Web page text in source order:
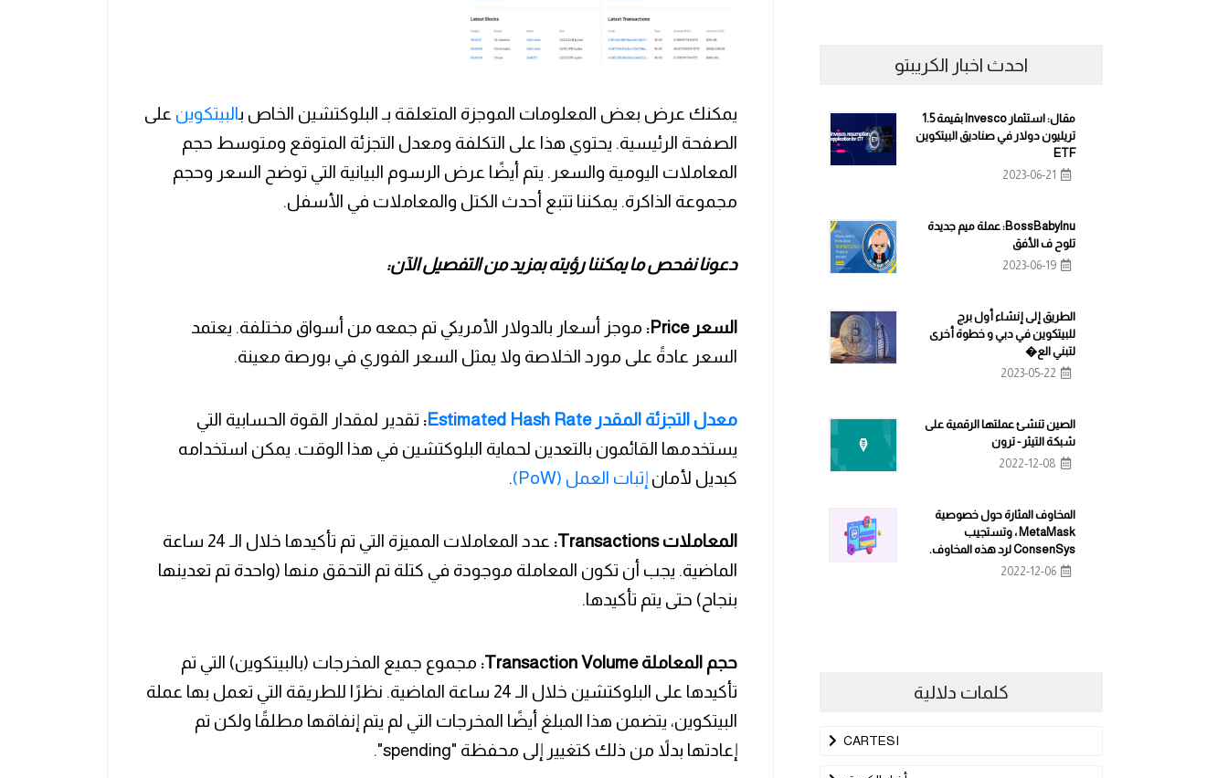
يمكنك عرض بعض المعلومات الموجزة المتعلقة بـ البلوكتشين الخاص بالبيتكوين على
الصفحة الرئيسية. يحتوي هذا على التكلفة ومعدل التجزئة المتوقع ومتوسط حجم
المعاملات اليومية والسعر. يتم أيضًا عرض الرسوم البيانية التي توضح السعر وحجم
مجموعة الذاكرة. يمكننا تتبع أحدث الكتل والمعاملات في الأسفل.
دعونا نفحص ما يمكننا رؤيته بمزيد من التفصيل الآن:
السعر Price:
موجز أسعار بالدولار الأمريكي تم جمعه من أسواق مختلفة. يعتمد
السعر عادةً على مورد الخلاصة ولا يمثل السعر الفوري في بورصة معينة.
معدل التجزئة المقدر Estimated Hash Rate : تقدير لمقدار القوة الحسابية التي
يستخدمها القائمون بالتعدين لحماية البلوكتشين في هذا الوقت. يمكن استخدامه
كبديل لأمان إثبات العمل (PoW) .
المعاملات Transactions:
عدد المعاملات المميزة التي تم تأكيدها خلال الـ 24 ساعة
الماضية. يجب أن تكون المعاملة موجودة في كتلة تم التحقق منها (واحدة تم تعدينها
بنجاح) حتى يتم تأكيدها.
حجم المعاملة Transaction Volume:
مجموع جميع المخرجات (بالبيتكوين) التي تم
تأكيدها على البلوكتشين خلال الـ 24 ساعة الماضية. نظرًا للطريقة التي تعمل بها عملة
البيتكوين، يتضمن هذا المبلغ أيضًا المخرجات التي لم يتم إنفاقها مطلقًا ولكن تم
إعادتها بدلاً من ذلك كتغيير إلى محفظة "spending".
احدث اخبار الكريبتو
مقال: استثمار Invesco بقيمة 1.5
تريليون دولار في صناديق البيتكوين
ETF
2023-06-21
BossBabyInu: عملة ميم جديدة
تلوح ف الأفق
2023-06-19
الطريق إلى إنشاء أول برج
للبيتكوين في دبي و خطوة أخرى
لتبني الع�
2023-05-22
الصين تنشئ عملتها الرقمية على
شبكة التيثر - ترون
2022-12-08
المخاوف المثارة حول خصوصية
MetaMask ، وتستجيب
ConsenSys لرد هذه المخاوف.
2022-12-06
كلمات دلالية
CARTESI